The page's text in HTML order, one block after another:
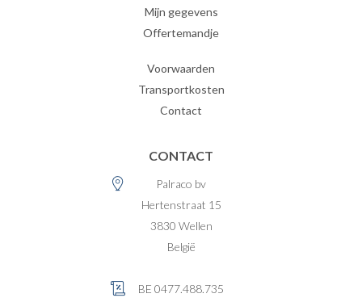
Mijn gegevens
Offertemandje
Voorwaarden
Transportkosten
Contact
CONTACT
Palraco bv
Hertenstraat 15
3830 Wellen
België
BE 0477.488.735